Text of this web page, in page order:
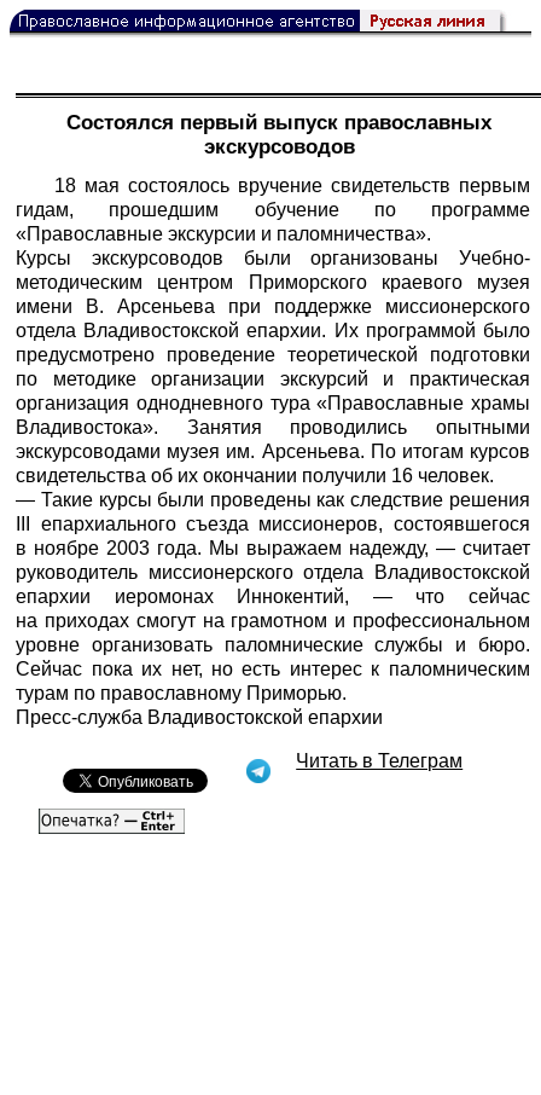
Состоялся первый выпуск православных
экскурсоводов
18 мая состоялось вручение свидетельств первым
гидам, прошедшим обучение по программе
«Православные экскурсии и паломничества».
Курсы экскурсоводов были организованы Учебно-
методическим центром Приморского краевого музея
имени В. Арсеньева при поддержке миссионерского
отдела Владивостокской епархии. Их программой было
предусмотрено проведение теоретической подготовки
по методике организации экскурсий и практическая
организация однодневного тура «Православные храмы
Владивостока». Занятия проводились опытными
экскурсоводами музея им. Арсеньева. По итогам курсов
свидетельства об их окончании получили 16 человек.
— Такие курсы были проведены как следствие решения
III епархиального съезда миссионеров, состоявшегося
в ноябре 2003 года. Мы выражаем надежду, — считает
руководитель миссионерского отдела Владивостокской
епархии иеромонах Иннокентий, — что сейчас
на приходах смогут на грамотном и профессиональном
уровне организовать паломнические службы и бюро.
Сейчас пока их нет, но есть интерес к паломническим
турам по православному Приморью.
Пресс-служба Владивостокской епархии
Читать в Телеграм